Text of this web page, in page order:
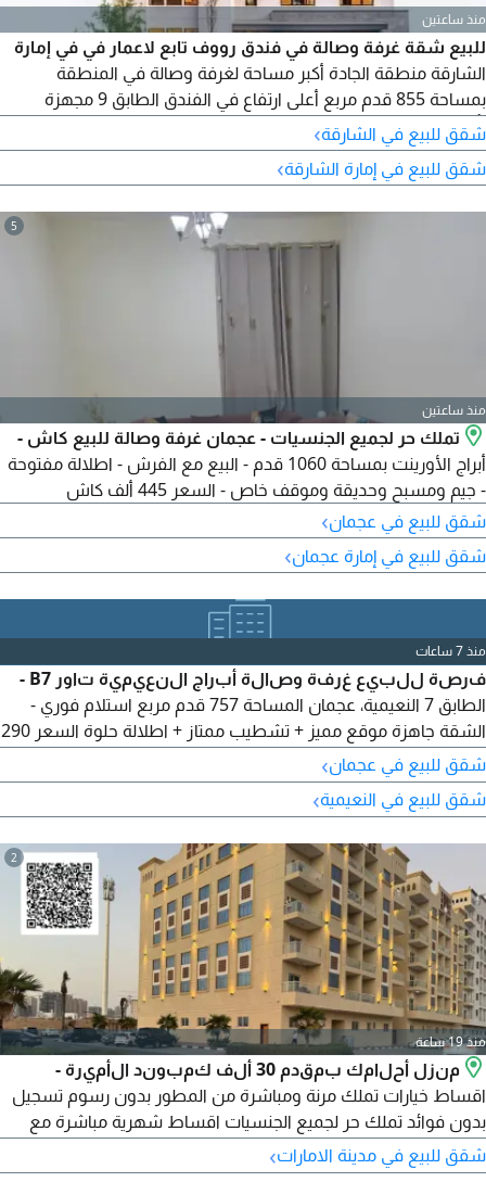
منذ ساعتين
للبيع شقة غرفة وصالة في فندق رووف تابع لاعمار في في إمارة
الشارقة منطقة الجادة أكبر مساحة لغرفة وصالة في المنطقة
بمساحة 855 قدم مربع أعلى ارتفاع في الفندق الطابق 9 مجهزة
درهم قابل للتفاوض مع الجادين
شقق للبيع في الشارقة›
شقق للبيع في إمارة الشارقة›
5
منذ ساعتين
تملك حر لجميع الجنسيات - عجمان غرفة وصالة للبيع كاش -
أبراج الأورينت بمساحة 1060 قدم - البيع مع الفرش - اطلالة مفتوحة
- جيم ومسبح وحديقة وموقف خاص - السعر 445 ألف كاش
شقق للبيع في عجمان›
شقق للبيع في إمارة عجمان›
منذ 7 ساعات
فرصة للبيع غرفة وصالة أبراج النعيمية تاور B7 -
الطابق 7 النعيمية، عجمان المساحة 757 قدم مربع استلام فوري -
الشقة جاهزة موقع مميز + تشطيب ممتاز + اطلالة حلوة السعر 290
درهم نهائي
شقق للبيع في عجمان›
شقق للبيع في النعيمية›
2
منذ 19 ساعة
منزل أحلامك بمقدم 30 ألف كمبوند الأميرة -
اقساط خيارات تملك مرنة ومباشرة من المطور بدون رسوم تسجيل
بدون فوائد تملك حر لجميع الجنسيات اقساط شهرية مباشرة مع
الدفعة الأولى 10% القسط الشهري 1% فقط تفاصيل العقار غرفة
شقق للبيع في مدينة الامارات›